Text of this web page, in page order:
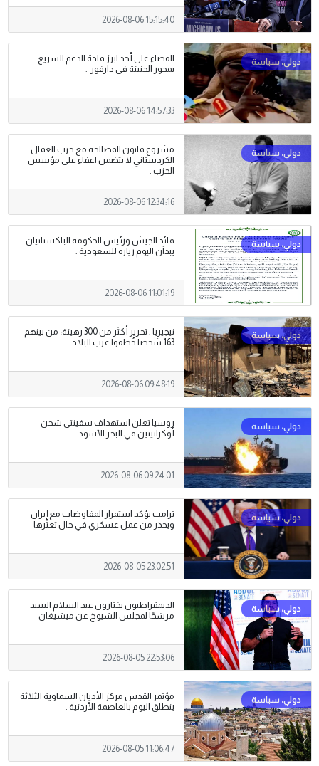
2026-08-06 15:15:40
القضاء على أحد ابرز قادة الدعم السريع
بمحور الجنينة في دارفور .
2026-08-06 14:57:33
مشروع قانون المصالحة مع حزب العمال
الكردستاني لا يتضمن اعفاء على مؤسس
الحزب .
2026-08-06 12:34:16
قائد الجيش ورئيس الحكومة الباكستانيان
يبدآن اليوم زيارة للسعودية .
2026-08-06 11:01:19
نيجيريا : تحرير أكثر من 300 رهينة، من بينهم
163 شخصا خُطفوا غرب البلاد .
2026-08-06 09:48:19
روسيا تعلن استهداف سفينتي شحن
أوكرانيتين في البحر الأسود.
2026-08-06 09:24:01
ترامب يؤكد استمرار المفاوضات مع إيران
ويحذر من عمل عسكري في حال تعثرها
2026-08-05 23:02:51
الديمقراطيون يختارون عبد السلام السيد
مرشحًا لمجلس الشيوخ عن ميشيغان
2026-08-05 22:53:06
مؤتمر القدس مركز الأديان السماوية الثلاثة
ينطلق اليوم بالعاصمة الأردنية .
2026-08-05 11:06:47